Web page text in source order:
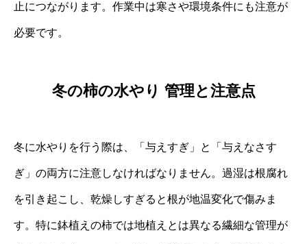
止につながります。作業中は寒さや環境条件にも注意が
必要です。
冬の柿の水やり 管理と注意点
冬に水やりを行う際は、「与えすぎ」と「与えなさす
ぎ」の両方に注意しなければなりません。過湿は根腐れ
を引き起こし、乾燥しすぎると根が地温変化で傷みま
す。特に鉢植えの柿では地植えとは異なる繊細な管理が